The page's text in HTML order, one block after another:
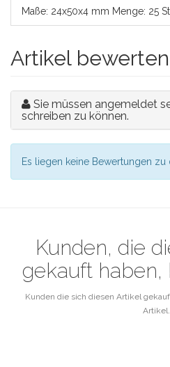
Maße: 24x50x4 mm Menge: 25
Artikel bewerten
Sie müssen angemeldet
schreiben zu können.
Es liegen keine Bewertungen zu
Kunden, die
gekauft haben,
Kunden die sich diesen Artikel
Artikel.